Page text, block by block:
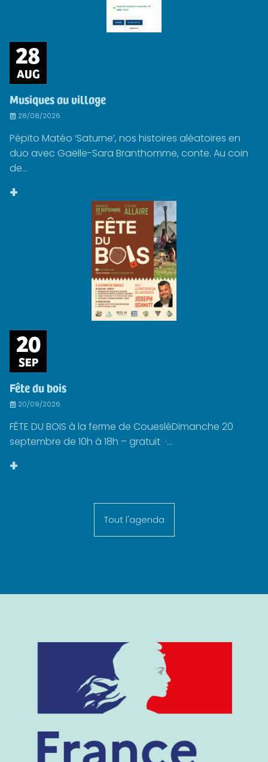
28
AUG
Musiques au village
28/08/2026
Pépito Matéo ‘Saturne’, nos histoires aléatoires en
duo avec Gaëlle-Sara Branthomme, conte. Au coin
de...
+
20
SEP
Fête du bois
20/09/2026
FÊTE DU BOIS à la ferme de CouesléDimanche 20
septembre de 10h à 18h – gratuit ·...
+
Tout l'agenda